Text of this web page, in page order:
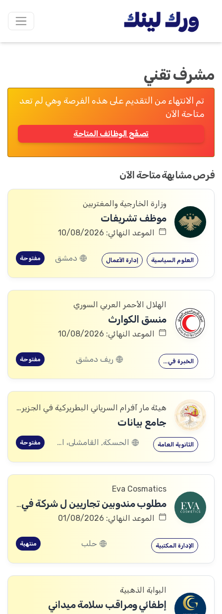
مشرف تقني
تم الانتهاء من التقديم على هذه الفرصة وهي لم تعد
متاحة الآن
تصفّح الوظائف المتاحة
فرص مشابهة متاحة الآن
وزارة الخارجية والمغتربين
موظف تشريفات
الموعد النهائي: 10/08/2026
إدارة الأعمال العلوم السياسية دمشق مفتوحة
الهلال الأحمر العربي السوري
منسق الكوارث
الموعد النهائي: 10/08/2026
الخبرة في… ريف دمشق مفتوحة
هيئة مار آفرام السرياني البطريركية في الجزيرة والفرات
جامع بيانات
الثانوية العامة الحسكة, القامشلى، الحسكة, الكرامة، الرقة, اليعربية، المالكية، الحسكة, العريشة، الحسكة, الشدادي، الحسكة مفتوحة
Eva Cosmatics
مطلوب مندوبين تجاريين ل شركة في مجال المنتجات الطبية التجميلية
الموعد النهائي: 01/08/2026
الإدارة المكتبية حلب منتهية
البوابة الذهبية
إطفائي ومراقب سلامة ميداني